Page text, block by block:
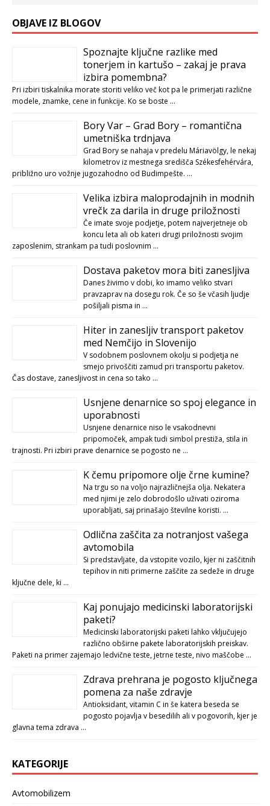
OBJAVE IZ BLOGOV
Spoznajte ključne razlike med
tonerjem in kartušo – zakaj je prava
izbira pomembna?
Pri izbiri tiskalnika morate storiti veliko več kot pa le primerjati različne
modele, znamke, cene in funkcije. Ko se boste …
Bory Var – Grad Bory – romantična
umetniška trdnjava
Grad Bory se nahaja v predelu Máriavölgy, le nekaj
kilometrov iz mestnega središča Székesfehérvára,
približno uro vožnje jugozahodno od Budimpešte. …
Velika izbira maloprodajnih in modnih
vrečk za darila in druge priložnosti
Če imate svoje podjetje, potem najverjetneje ob
koncu leta ali ob kateri drugi priložnosti svojim
zaposlenim, strankam pa tudi poslovnim …
Dostava paketov mora biti zanesljiva
Danes živimo v dobi, ko imamo veliko stvari
pravzaprav na dosegu rok. Če so še včasih ljudje
pošiljali pisma in …
Hiter in zanesljiv transport paketov
med Nemčijo in Slovenijo
V sodobnem poslovnem okolju si podjetja ne
smejo privoščiti zamud pri transportu paketov.
Čas dostave, zanesljivost in cena so tako …
Usnjene denarnice so spoj elegance in
uporabnosti
Usnjene denarnice niso le vsakodnevni
pripomoček, ampak tudi simbol prestiža, stila in
trajnosti. Pri izbiri prave denarnice se pogosto ne …
K čemu pripomore olje črne kumine?
Na trgu so na voljo najrazličnejša olja. Nekatera
med njimi je zelo dobrodošlo uživati oziroma
uporabljati, saj prinašajo številne koristi. …
Odlična zaščita za notranjost vašega
avtomobila
Si predstavljate, da vstopite vozilo, kjer ni zaščitnih
tepihov in niti primerne zaščite za sedeže in druge
ključne dele, ki …
Kaj ponujajo medicinski laboratorijski
paketi?
Medicinski laboratorijski paketi lahko vključujejo
različno obširne pakete laboratorijskih preiskav.
Paketi na primer zajemajo ledvične teste, jetrne teste, nivo maščobe …
Zdrava prehrana je pogosto ključnega
pomena za naše zdravje
Antioksidant, vitamin C in še katera beseda se
pogosto pojavlja v besedilih ali v pogovorih, kjer je
glavna tema zdrava …
KATEGORIJE
Avtomobilizem